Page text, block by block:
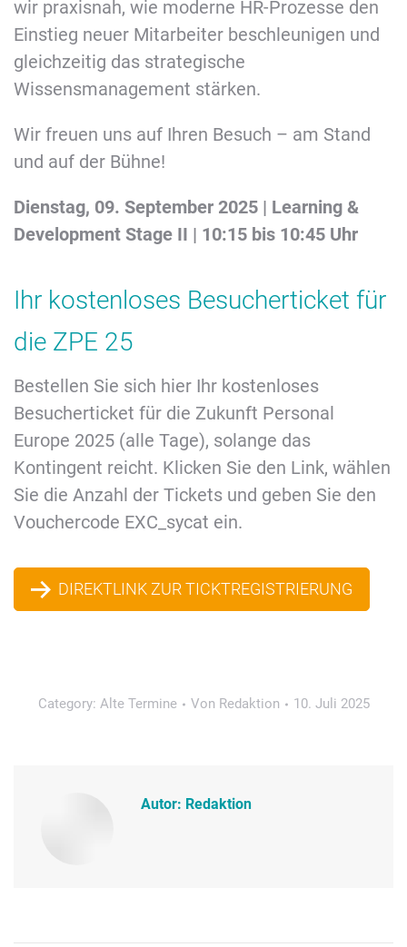
wir praxisnah, wie moderne HR-Prozesse den
Einstieg neuer Mitarbeiter beschleunigen und
gleichzeitig das strategische
Wissensmanagement stärken.
Wir freuen uns auf Ihren Besuch – am Stand
und auf der Bühne!
Dienstag, 09. September 2025 | Learning &
Development Stage II | 10:15 bis 10:45 Uhr
Ihr kostenloses Besucherticket für
die ZPE 25
Bestellen Sie sich hier Ihr kostenloses
Besucherticket für die Zukunft Personal
Europe 2025 (alle Tage), solange das
Kontingent reicht. Klicken Sie den Link, wählen
Sie die Anzahl der Tickets und geben Sie den
Vouchercode EXC_sycat ein.
DIREKTLINK ZUR TICKTREGISTRIERUNG
Category: Alte Termine Von Redaktion 10. Juli 2025
Autor: Redaktion